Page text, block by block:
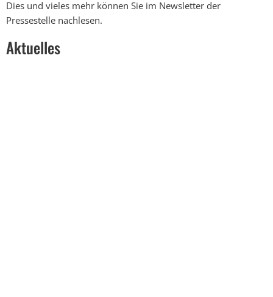
Dies und vieles mehr können Sie im Newsletter der
Pressestelle nachlesen.
Aktuelles